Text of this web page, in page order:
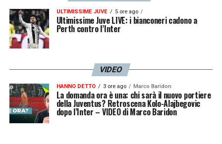
ULTIMISSIME JUVE 5 ore ago
Ultimissime Juve LIVE: i bianconeri cadono a
Perth contro l’Inter
VIDEO
HANNO DETTO 3 ore ago Marco Baridon
La domanda ora è una: chi sarà il nuovo portiere
della Juventus? Retroscena Kolo-Alajbegovic
dopo l’Inter – VIDEO di Marco Baridon